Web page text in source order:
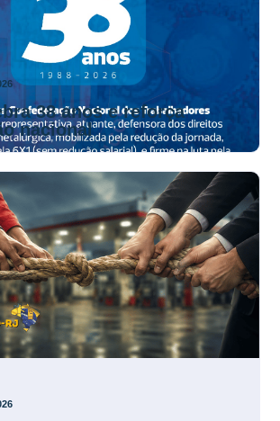
38 anos e reforça
nacional